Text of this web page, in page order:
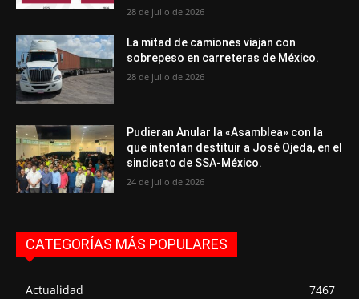
28 de julio de 2026
La mitad de camiones viajan con
sobrepeso en carreteras de México.
28 de julio de 2026
Pudieran Anular la «Asamblea» con la
que intentan destituir a José Ojeda, en el
sindicato de SSA-México.
24 de julio de 2026
CATEGORÍAS MÁS POPULARES
Actualidad
7467